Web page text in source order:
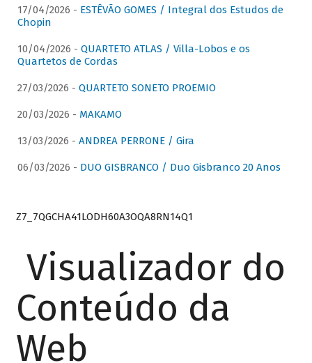
17/04/2026 - ESTÊVÃO GOMES / Integral dos Estudos de
Chopin
10/04/2026 - QUARTETO ATLAS / Villa-Lobos e os
Quartetos de Cordas
27/03/2026 - QUARTETO SONETO PROEMIO
20/03/2026 - MAKAMO
13/03/2026 - ANDREA PERRONE / Gira
06/03/2026 - DUO GISBRANCO / Duo Gisbranco 20 Anos
Z7_7QGCHA41LODH60A3OQA8RN14Q1
Visualizador do
Conteúdo da
Web